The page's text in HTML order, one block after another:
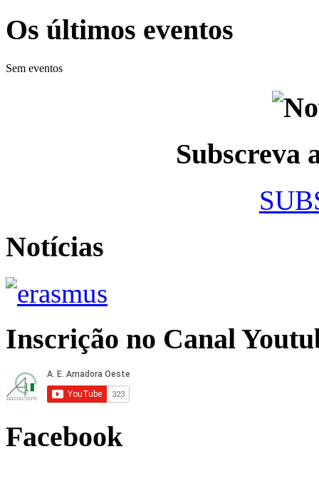
Os últimos eventos
Sem eventos
Subscreva
Notícias
Inscrição no Canal
Facebook